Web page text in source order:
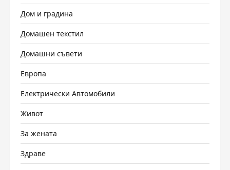
Дом и градина
Домашен текстил
Домашни съвети
Европа
Електрически Автомобили
Живот
За жената
Здраве